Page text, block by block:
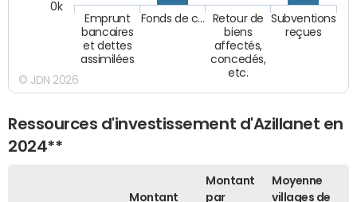
Emprunt
bancaires
et dettes
assimilées
Fonds de c…
Retour de
biens
affectés,
concedés,
etc.
Subventions
reçues
0k
© JDN 2026
Ressources d'investissement d'Azillanet en
2024**
Montant
Montant
par
Moyenne
villages de